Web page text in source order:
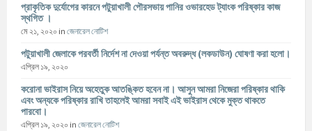
প্রাকৃতিক দুর্যোগের কারনে পটুয়াখালী পৌরসভায় পানির ওভারহেড ট্যাংক পরিষ্কার কাজ
স্থগিত ।
মে ২১, ২০২০ in জেনারেল নোটিশ
পটুয়াখালী জেলাকে পরবর্তী নির্দেশ না দেওয়া পর্যন্ত অবরুদ্ধ (লকডাউন) ঘোষণা করা হলো।
এপ্রিল ১৯, ২০২০
করোনা ভাইরাস নিয়ে অহেতুক আতঙ্কিত হবেন না। আসুন আমরা নিজেরা পরিষ্কার থাকি
এবং অন্যকে পরিষ্কার রাখি তাহলেই আমরা সবাই এই ভাইরাস থেকে মুক্ত থাকতে
পারবো।
এপ্রিল ১৯, ২০২০ in জেনারেল নোটিশ